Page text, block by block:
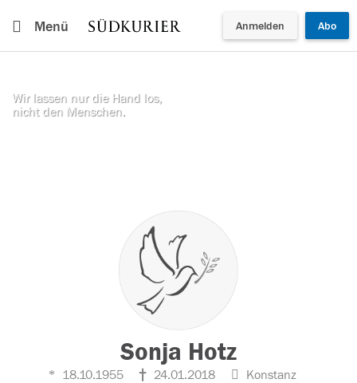
Menü Anmelden Abo
Wir lassen nur die Hand los,
nicht den Menschen.
Sonja Hotz
18.10.1955 24.01.2018 Konstanz